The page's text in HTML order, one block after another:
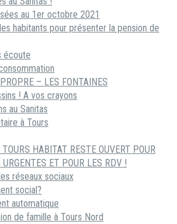
au 1er octobre 2021
habitants pour présenter la pension de
écoute
– LES FONTAINES
! A vos crayons
au Sanitas
à Tours
HABITAT RESTE OUVERT POUR
ET POUR LES RDV !
réseaux sociaux
social?
automatique
de famille à Tours Nord